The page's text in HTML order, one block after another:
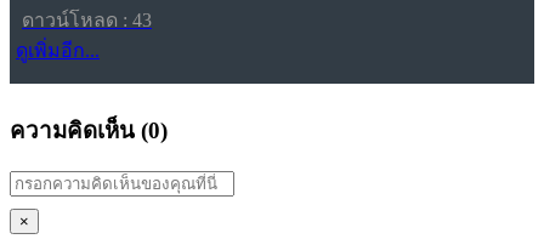
ดาวน์โหลด : 43
ดูเพิ่มอีก...
ความคิดเห็น (0)
×